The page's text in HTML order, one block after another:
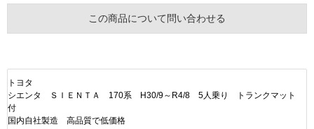
この商品について問い合わせる
トヨタ
シエンタ ＳＩＥＮＴＡ 170系 H30/9～R4/8 5人乗り トランクマット
付
国内自社製造 高品質で低価格